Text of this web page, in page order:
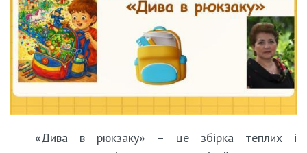
«Дива в рюкзаку» – це збірка теплих і